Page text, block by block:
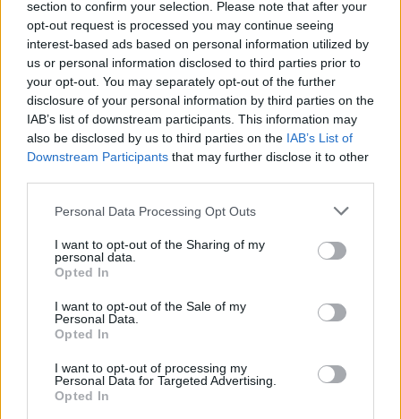
section to confirm your selection. Please note that after your
opt-out request is processed you may continue seeing
interest-based ads based on personal information utilized by
us or personal information disclosed to third parties prior to
your opt-out. You may separately opt-out of the further
disclosure of your personal information by third parties on the
IAB’s list of downstream participants. This information may
also be disclosed by us to third parties on the IAB’s List of
Downstream Participants that may further disclose it to other
Personal Data Processing Opt Outs
I want to opt-out of the Sharing of my
personal data.
Opted In
I want to opt-out of the Sale of my
Personal Data.
Opted In
I want to opt-out of processing my
Personal Data for Targeted Advertising.
Opted In
Τουρισμός για Όλους 2026: Άνοιξε η πλατφόρμα για τα
12:54
Κάλεσα σε σύσκεψη για το πρώην Λατομείο Ανώπολης
12:46
των Αγίων Ισιδώρων
Τζο Μπάιντεν: «Ο καρκίνος έχει εξαπλωθεί, είναι πολύ
επώδυνο», λέει ο γιος του
Χανιά: Διεθνές Συνέδριο για τη Βιολογία των Φορέων
Μεταδοτικών Ασθενειών
Στις φλόγες δύο διυλιστήρια πετρελαίου στη Ρωσία μετά